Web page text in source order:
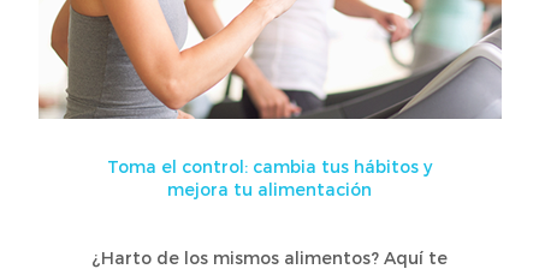
Toma el control: cambia tus hábitos y
mejora tu alimentación
¿Harto de los mismos alimentos? Aquí te